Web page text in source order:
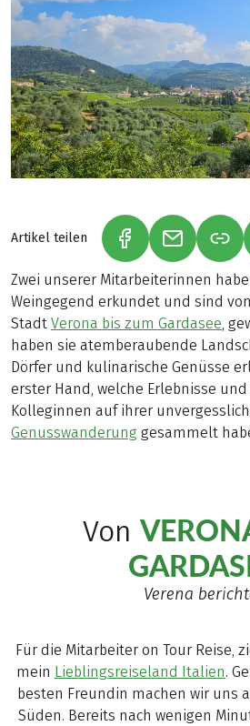
Artikel teilen (LINK ÖFFNET IN
(LINK
Zwei unserer Mitarbeiterinnen
Weingegend erkundet und sind
Stadt Verona bis zum Gardasee,
haben sie atemberaubende
Dörfer und kulinarische Genüsse
erster Hand, welche Erlebnisse
Kolleginnen auf ihrer
Genusswanderung gesammelt
Von
Verena
Für die Mitarbeiter on Tour Reise,
mein Lieblingsreiseland Italien.
besten Freundin machen wir uns
Süden. Bereits nach wenigen